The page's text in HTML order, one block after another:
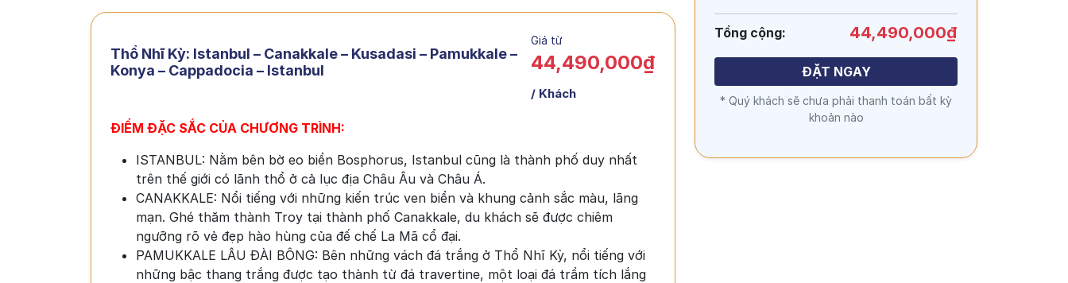
Thổ Nhĩ Kỳ: Istanbul – Canakkale – Kusadasi – Pamukkale –
Konya – Cappadocia – Istanbul
Giá từ
44,490,000₫
/ Khách
ĐIỂM ĐẶC SẮC CỦA CHƯƠNG TRÌNH:
ISTANBUL: Nằm bên bờ eo biển Bosphorus, Istanbul cũng là thành phố duy nhất
trên thế giới có lãnh thổ ở cả lục địa Châu Âu và Châu Á.
CANAKKALE: Nổi tiếng với những kiến trúc ven biển và khung cảnh sắc màu, lãng
mạn. Ghé thăm thành Troy tại thành phố Canakkale, du khách sẽ được chiêm
ngưỡng rõ vẻ đẹp hào hùng của đế chế La Mã cổ đại.
PAMUKKALE LÂU ĐÀI BÔNG: Bên những vách đá trắng ở Thổ Nhĩ Kỳ, nổi tiếng với
những bậc thang trắng được tạo thành từ đá travertine, một loại đá trầm tích lắng
Tổng cộng: 44,490,000₫
ĐẶT NGAY
* Quý khách sẽ chưa phải thanh toán bất kỳ
khoản nào